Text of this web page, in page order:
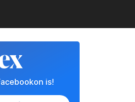
is!